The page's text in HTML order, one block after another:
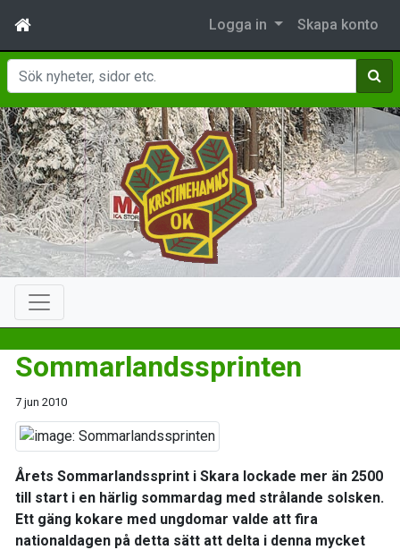
Logga in Skapa konto
Sök
Sommarlandssprinten
7 jun 2010
Årets Sommarlandssprint i Skara lockade mer än 2500
till start i en härlig sommardag med strålande solsken.
Ett gäng kokare med ungdomar valde att fira
nationaldagen på detta sätt att delta i denna mycket